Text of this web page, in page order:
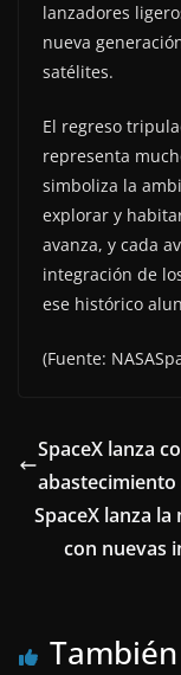
lanzadores
nueva
satélites.
El regreso
representa
simboliza la
explorar y
avanza, y cada
integración de
ese histórico
(Fuente:
SpaceX lanza
abastecimiento
SpaceX lanza
con nuevas